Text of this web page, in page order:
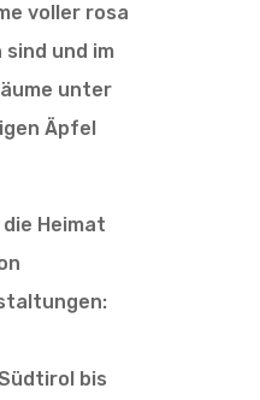
voller rosa
und im
unter
Äpfel
Heimat
bis